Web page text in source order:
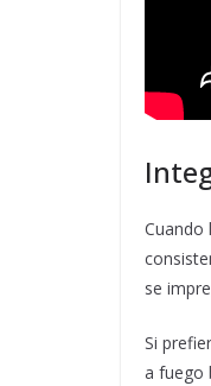
Cuando
se
Si
a fuego